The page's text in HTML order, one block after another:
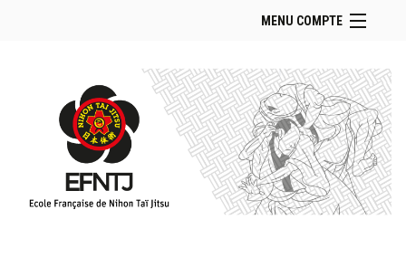
MENU COMPTE
Retour Site EFNTJ
Se connecter
Panier (vide)